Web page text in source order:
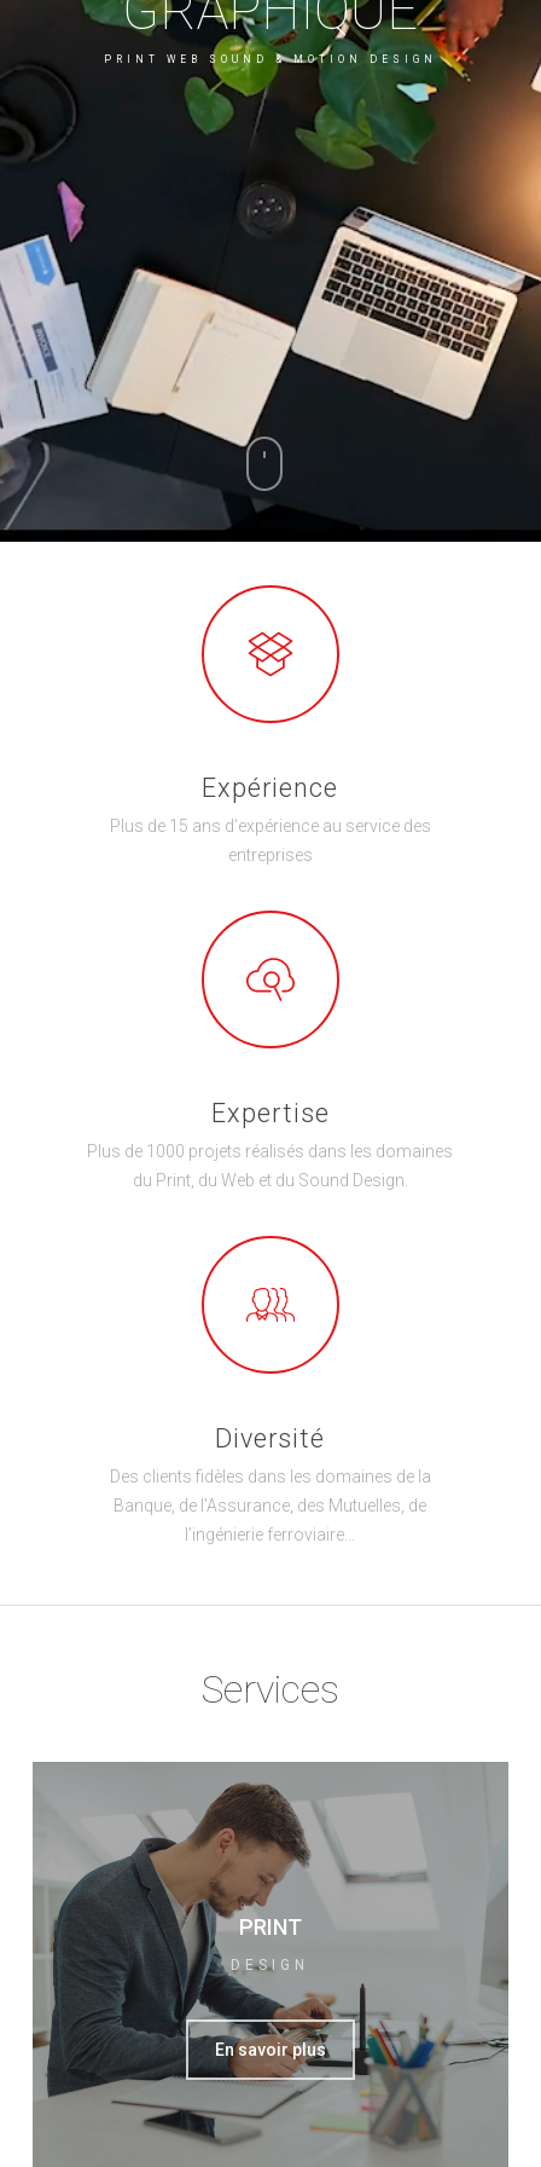
PRINT WEB SOUND & MOTION DESIGN
Expérience
Plus de 15 ans d’expérience au service des
entreprises
Expertise
Plus de 1000 projets réalisés dans les domaines
du Print, du Web et du Sound Design.
Diversité
Des clients fidèles dans les domaines de la
Banque, de l’Assurance, des Mutuelles, de
l’ingénierie ferroviaire…
Services
PRINT
DESIGN
En savoir plus